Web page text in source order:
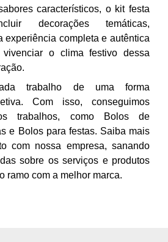
característicos, o kit festa
decorações temáticas,
experiência completa e autêntica
o clima festivo dessa
trabalho de uma forma
Com isso, conseguimos
trabalhos, como Bolos de
e Bolos para festas. Saiba mais
com nossa empresa, sanando
sobre os serviços e produtos
ramo com a melhor marca.